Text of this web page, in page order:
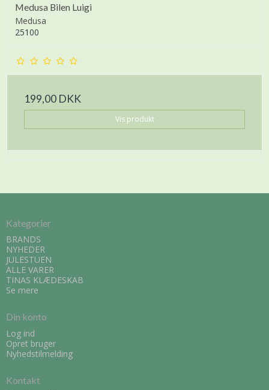
Medusa Bilen Luigi
Medusa
25100
199,00 DKK
Vis produkt
Kategorier
BRANDS
NYHEDER
JULESTUEN
ALLE VARER
TINAS KLÆDESKAB
Se mere
Din konto
Log ind
Opret bruger
Nyhedstilmelding
Kontakt